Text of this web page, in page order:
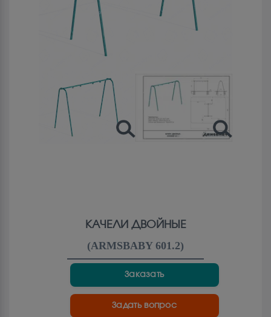
КАЧЕЛИ ДВОЙНЫЕ
(ARMSBABY 601.2)
Заказать
Задать вопрос